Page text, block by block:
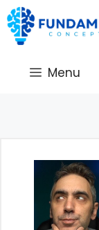
Saltar
al
contenido
Menu